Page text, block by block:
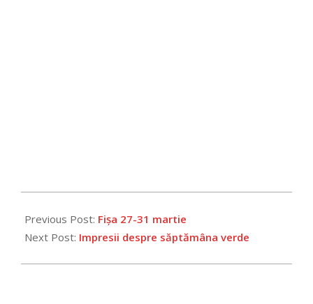
04-
26
Previous Post: Fișa 27-31 martie
Next Post: Impresii despre săptămâna verde